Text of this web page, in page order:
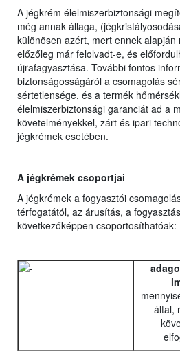
A jégkrém élelmiszerbiztonsági
még annak állaga,
különösen azért, mert ennek
előzőleg már felolvadt-e, és
újrafagyasztása. További fontos
biztonságosságáról a csomagolás
sértetlensége, és a termék
élelmiszerbiztonsági garanciát ad a
követelményekkel, zárt és ipari
jégkrémek esetében.
A jégkrémek csoportjai
A jégkrémek a fogyasztói
térfogatától, az árusítás, a
következőképpen csoportosíthatóak:
által,